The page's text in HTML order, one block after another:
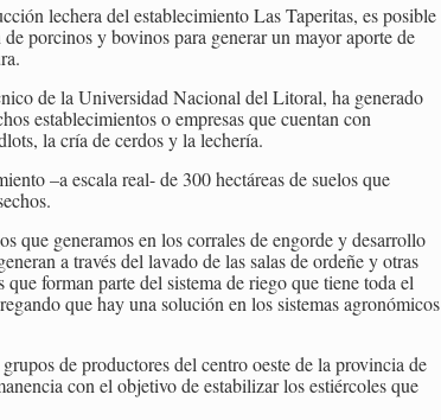
lechera del establecimiento Las Taperitas, es posible
porcinos y bovinos para generar un mayor aporte de
de la Universidad Nacional del Litoral, ha generado
establecimientos o empresas que cuentan con
la cría de cerdos y la lechería.
–a escala real- de 300 hectáreas de suelos que
que generamos en los corrales de engorde y desarrollo
a través del lavado de las salas de ordeñe y otras
forman parte del sistema de riego que tiene toda el
que hay una solución en los sistemas agronómicos
de productores del centro oeste de la provincia de
con el objetivo de estabilizar los estiércoles que